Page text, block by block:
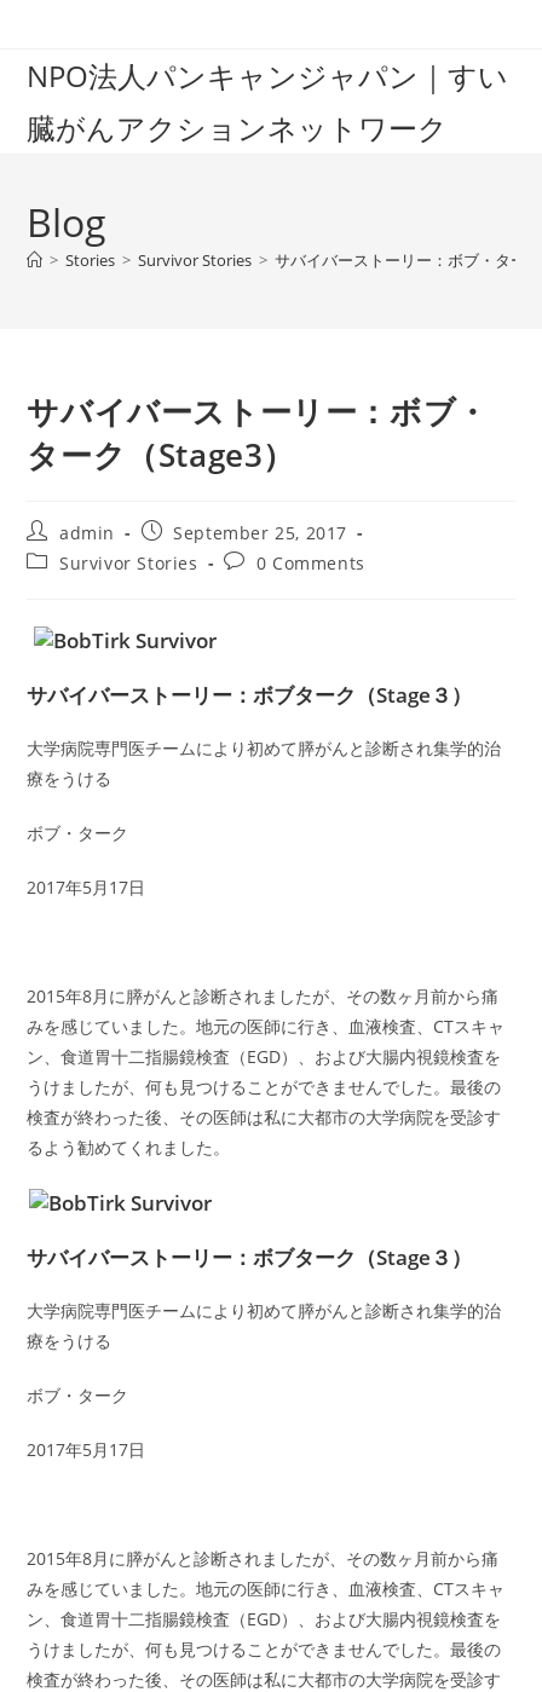
contentNPO法人パンキャンジャパン｜すい
臓がんアクションネットワーク
Blog
> Stories > Survivor Stories > サバイバーストーリー：ボブ・ター
サバイバーストーリー：ボブ・
ターク（Stage3）
Post
author:
admin
Post
published:
September 25, 2017
PostSurvivor Stories
Post0 Comments
サバイバーストーリー：ボブターク（Stage３）
大学病院専門医チームにより初めて膵がんと診断され集学的治
療をうける
ボブ・ターク
2017年5月17日
2015年8月に膵がんと診断されましたが、その数ヶ月前から痛
みを感じていました。地元の医師に行き、血液検査、CTスキャ
ン、食道胃十二指腸鏡検査（EGD）、および大腸内視鏡検査を
うけましたが、何も見つけることができませんでした。最後の
検査が終わった後、その医師は私に大都市の大学病院を受診す
るよう勧めてくれました。
サバイバーストーリー：ボブターク（Stage３）
大学病院専門医チームにより初めて膵がんと診断され集学的治
療をうける
ボブ・ターク
2017年5月17日
2015年8月に膵がんと診断されましたが、その数ヶ月前から痛
みを感じていました。地元の医師に行き、血液検査、CTスキャ
ン、食道胃十二指腸鏡検査（EGD）、および大腸内視鏡検査を
うけましたが、何も見つけることができませんでした。最後の
検査が終わった後、その医師は私に大都市の大学病院を受診す